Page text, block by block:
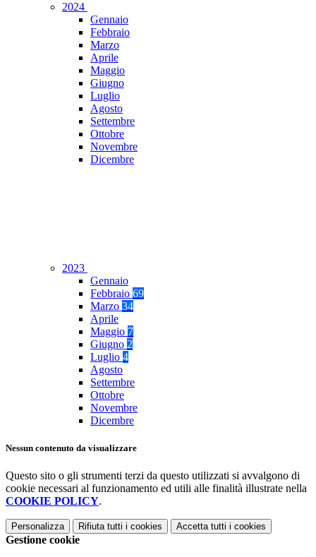
2024
Gennaio
Febbraio
Marzo
Aprile
Maggio
Giugno
Luglio
Agosto
Settembre
Ottobre
Novembre
Dicembre
2023
Gennaio
Febbraio 69
Marzo 34
Aprile
Maggio 7
Giugno 2
Luglio 4
Agosto
Settembre
Ottobre
Novembre
Dicembre
Nessun contenuto da visualizzare
Questo sito o gli strumenti terzi da questo utilizzati si avvalgono di
cookie necessari al funzionamento ed utili alle finalità illustrate nella
COOKIE POLICY.
Personalizza Rifiuta tutti i cookies Accetta tutti i cookies
Gestione cookie